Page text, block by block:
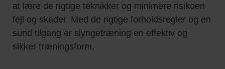
at lære de rigtige teknikker og minimere risikoen
fejl og skader. Med de rigtige forholdsregler og en
sund tilgang er slyngetræning en effektiv og
sikker træningsform.